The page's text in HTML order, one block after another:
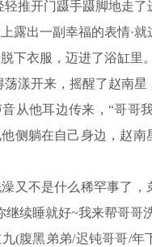
轻推开门蹑手蹑脚地走
露出一副幸福的表情·就
下衣服，迈进了浴缸里。
荡漾开来，摇醒了赵南
从他耳边传来，“哥哥我
侧躺在自己身边，赵南
又不是什么稀罕事了，
续睡就好~我来帮哥哥
(腹黑弟弟/迟钝哥哥/年